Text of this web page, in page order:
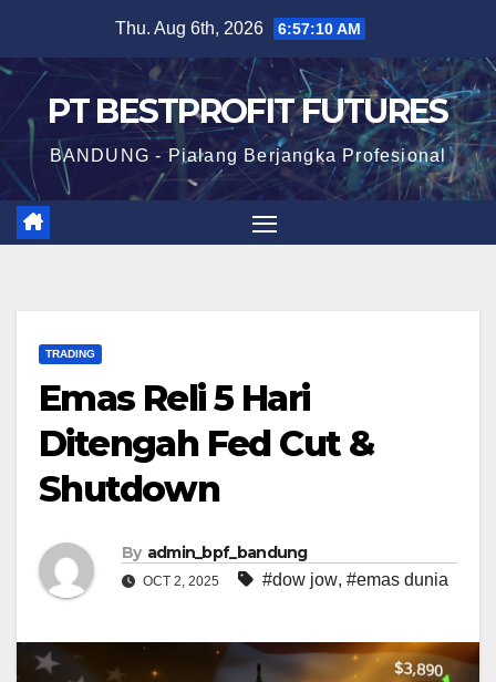
content
Thu. Aug 6th, 2026 6:57:10 AM
PT BESTPROFIT FUTURES
BANDUNG - Pialang Berjangka Profesional
TRADING
Emas Reli 5 Hari
Ditengah Fed Cut &
Shutdown
By admin_bpf_bandung
OCT 2, 2025 #dow jow, #emas dunia